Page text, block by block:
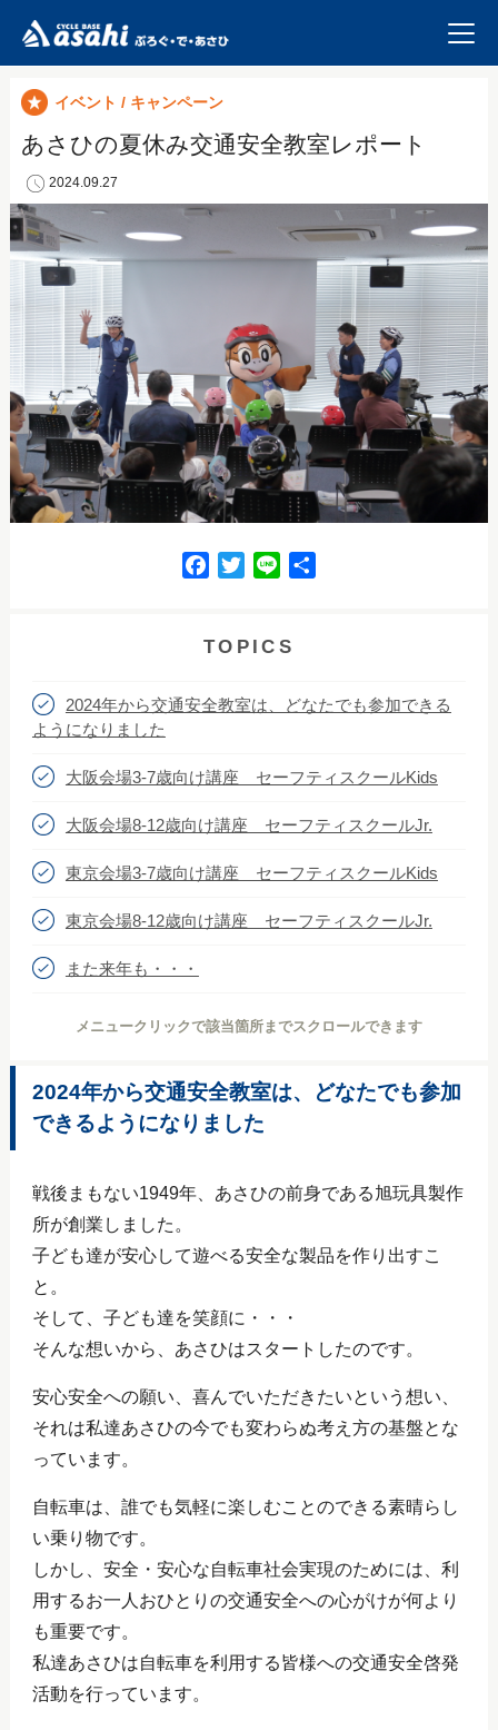
イベント / キャンペーン
あさひの夏休み交通安全教室レポート
2024.09.27
e
o
t
e
e
TOPICS
2024年から交通安全教室は、どなたでも参加できる
ようになりました
大阪会場3‐7歳向け講座 セーフティスクールKids
大阪会場8‐12歳向け講座 セーフティスクールJr.
東京会場3‐7歳向け講座 セーフティスクールKids
東京会場8‐12歳向け講座 セーフティスクールJr.
また来年も・・・
メニュークリックで該当箇所までスクロールできます
2024年から交通安全教室は、どなたでも参加
できるようになりました
戦後まもない1949年、あさひの前身である旭玩具製作
所が創業しました。
子ども達が安心して遊べる安全な製品を作り出すこ
と。
そして、子ども達を笑顔に・・・
そんな想いから、あさひはスタートしたのです。
安心安全への願い、喜んでいただきたいという想い、
それは私達あさひの今でも変わらぬ考え方の基盤とな
っています。
自転車は、誰でも気軽に楽しむことのできる素晴らし
い乗り物です。
しかし、安全・安心な自転車社会実現のためには、利
用するお一人おひとりの交通安全への心がけが何より
も重要です。
私達あさひは自転車を利用する皆様への交通安全啓発
活動を行っています。